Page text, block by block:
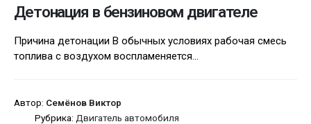
Детонация в бензиновом двигателе
Причина детонации В обычных условиях рабочая смесь
топлива с воздухом воспламеняется...
Автор: Семёнов Виктор
Рубрика: Двигатель автомобиля